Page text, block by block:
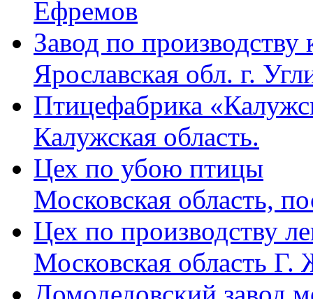
Ефремов
Завод по
Ярославская обл. г.
Птицефабрика
Калужская область.
Цех по убою птицы
Московская область,
Цех по производству
Московская область